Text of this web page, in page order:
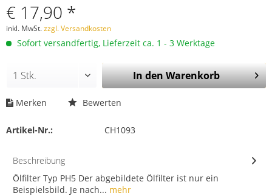
€ 17,90 *
inkl. MwSt.zzgl. Versandkosten
Sofort versandfertig, Lieferzeit ca. 1 - 3 Werktage
In denWarenkorb
Merken Bewerten
Artikel-Nr.: CH1093
Beschreibung
Ölfilter Typ PH5 Der abgebildete Ölfilter ist nur ein
Beispielsbild. Je nach... mehr